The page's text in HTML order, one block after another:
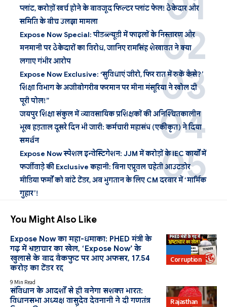
प्लांट, करोड़ों खर्च होने के बावजूद फिल्टर प्लांट फेल! ठेकेदार और
समिति के बीच उलझा मामला
Expose Now Special: पीडब्ल्यूडी में फाइलों के निस्तारण और
मनमानी पर ठेकेदारों का विरोध, जानिए रामसिंह शेखावत ने क्या
लगाए गंभीर आरोप
Expose Now Exclusive: ‘सुविधाएं जीरो, फिर रात में रुकें कैसे?’
शिक्षा विभाग के अजीबोगरीब फरमान पर मीना मंसूरिया ने खोल दी
पूरी पोल!”
जयपुर शिक्षा संकुल में व्यावसायिक प्रशिक्षकों की अनिश्चितकालीन
भूख हड़ताल दूसरे दिन भी जारी: कर्मचारी महासंघ (एकीकृत) ने दिया
समर्थन
Expose Now स्पेशल इन्वेस्टिगेशन: JJM में करोड़ों के IEC कार्यों में
फर्जीवाड़े की Exclusive कहानी: बिना एप्रूवल चहेती आउटडोर
मीडिया फर्मों को बांटे टेंडर, अब भुगतान के लिए CM दरबार में ‘मार्मिक
गुहार’!
You Might Also Like
Corruption
Expose Now का महा-धमाका: PHED मंत्री के
गढ़ में भ्रष्टाचार का खेल, ‘Expose Now’ के
खुलासे के बाद बैकफुट पर आए अफसर, 17.54
करोड़ का टेंडर रद्द
9 Min Read
Rajasthan
संविधान के आदर्शों से ही बनेगा सशक्त भारत:
विधानसभा अध्यक्ष वासुदेव देवनानी ने दी गणतंत्र